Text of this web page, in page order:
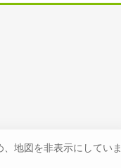
地図を非表示にしていま